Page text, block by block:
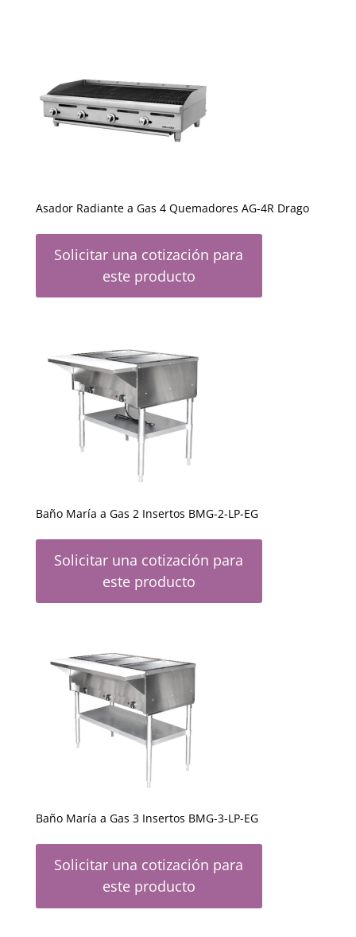
Asador Radiante a Gas 4 Quemadores AG-4R Drago
Solicitar una cotización para
este producto
Baño María a Gas 2 Insertos BMG-2-LP-EG
Solicitar una cotización para
este producto
Baño María a Gas 3 Insertos BMG-3-LP-EG
Solicitar una cotización para
este producto